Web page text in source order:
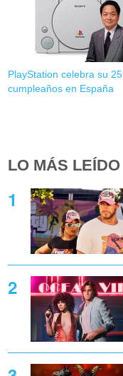
PlayStation celebra su 25
cumpleaños en España
LO MÁS LEÍDO